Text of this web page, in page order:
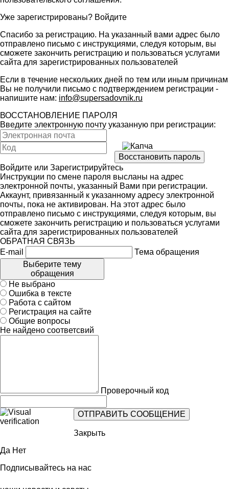
Уже зарегистрированы? Войдите
Спасибо за регистрацию. На указанный вами адрес было
отправлено письмо с инструкциями, следуя которым, вы
сможете закончить регистрацию и пользоваться услугами
сайта для зарегистрированных пользователей
Если в течение нескольких дней по тем или иным причинам
Вы не получили письмо с подтверждением регистрации -
напишите нам: info@supersadovnik.ru
ВОССТАНОВЛЕНИЕ ПАРОЛЯ
Введите электронную почту указанную при регистрации:
Войдите или Зарегистрируйтесь
Инструкции по смене пароля высланы на адрес
электронной почты, указанный Вами при регистрации.
Аккаунт, привязанный к указанному адресу электронной
почты, пока не активирован. На этот адрес было
отправлено письмо с инструкциями, следуя которым, вы
сможете закончить регистрацию и пользоваться услугами
сайта для зарегистрированных пользователей
ОБРАТНАЯ СВЯЗЬ
E-mail
Тема обращения
Выберите тему
обращения
Не выбрано
Ошибка в тексте
Работа с сайтом
Регистрация на сайте
Общие вопросы
Не найдено соответсвий
Проверочный код
Закрыть
Да Нет
Подписывайтесь на нас